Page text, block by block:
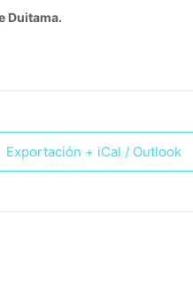
Duitama.
Exportación + iCal / Outlook